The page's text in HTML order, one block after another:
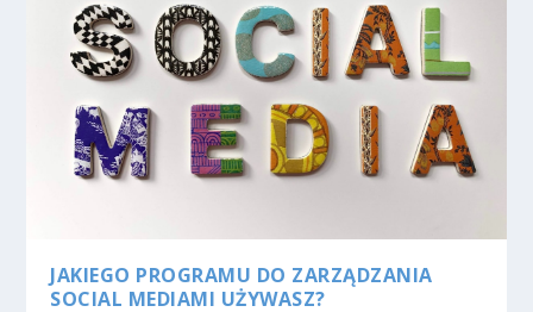
JAKIEGO PROGRAMU DO ZARZĄDZANIA
SOCIAL MEDIAMI UŻYWASZ?